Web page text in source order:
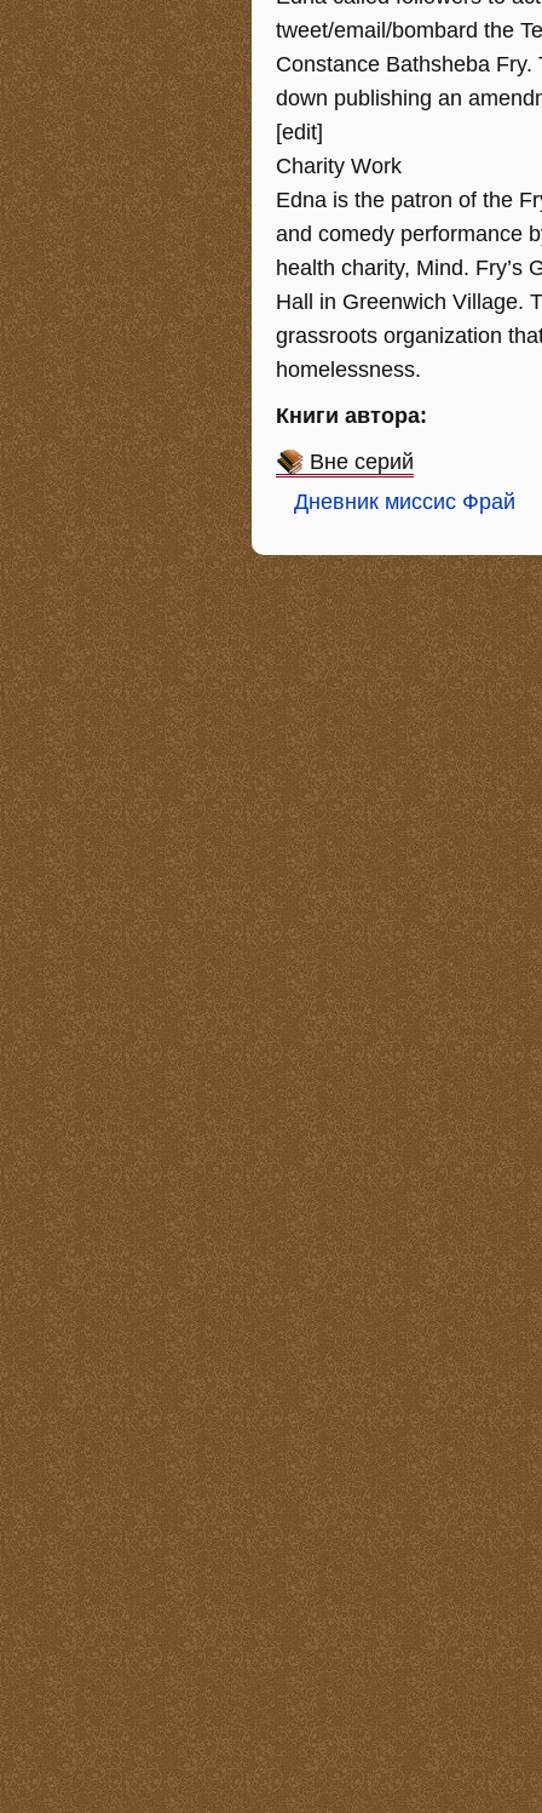
tweet/email/bombard the
Constance Bathsheba
down publishing an
[edit]
Charity Work
Edna is the patron of the
and comedy performance
health charity, Mind. Fry’s
Hall in Greenwich Village.
grassroots organization
homelessness.
Книги автора:
Вне серий
Дневник миссис Фрай